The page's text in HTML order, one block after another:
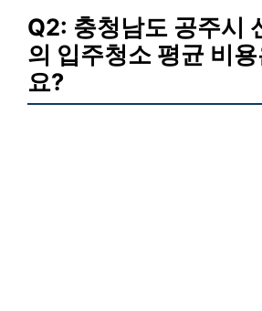
Q2: 충청남도 공주시
의 입주청소 평균 비
요?